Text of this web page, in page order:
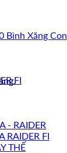
Bình Xăng Con
FI
- RAIDER
RAIDER FI
THẾ